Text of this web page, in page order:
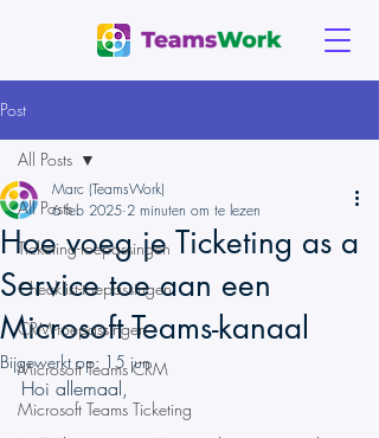
Post
All Posts
Ticketing-toepassingen
Checklist-toepassingen
CRM-toepassingen
Microsoft Teams CRM
Microsoft Teams Ticketing
All Posts
Hoe voeg je Ticketing as a
Service toe aan een
Microsoft Teams-kanaal
Marc (TeamsWork)
6 feb 2025 2 minuten om te lezen
Bijgewerkt op: 15 jun
Hoi allemaal,